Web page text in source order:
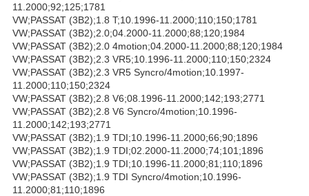
11.2000;92;125;1781
VW;PASSAT (3B2);1.8 T;10.1996-11.2000;110;150;1781
VW;PASSAT (3B2);2.0;04.2000-11.2000;88;120;1984
VW;PASSAT (3B2);2.0 4motion;04.2000-11.2000;88;120;1984
VW;PASSAT (3B2);2.3 VR5;10.1996-11.2000;110;150;2324
VW;PASSAT (3B2);2.3 VR5 Syncro/4motion;10.1997-
11.2000;110;150;2324
VW;PASSAT (3B2);2.8 V6;08.1996-11.2000;142;193;2771
VW;PASSAT (3B2);2.8 V6 Syncro/4motion;10.1996-
11.2000;142;193;2771
VW;PASSAT (3B2);1.9 TDI;10.1996-11.2000;66;90;1896
VW;PASSAT (3B2);1.9 TDI;02.2000-11.2000;74;101;1896
VW;PASSAT (3B2);1.9 TDI;10.1996-11.2000;81;110;1896
VW;PASSAT (3B2);1.9 TDI Syncro/4motion;10.1996-
11.2000;81;110;1896